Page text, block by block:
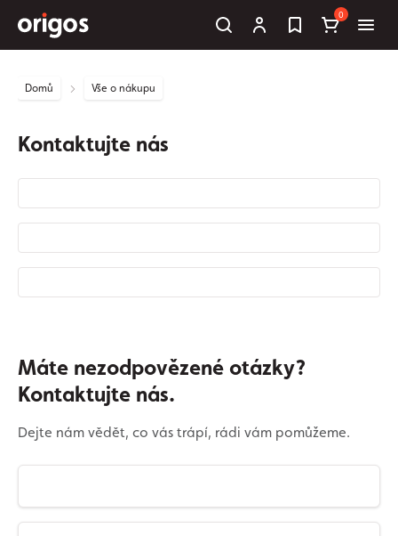
0
Domů Vše o nákupu
Kontaktujte nás
Máte nezodpovězené otázky?
Kontaktujte nás.
Dejte nám vědět, co vás trápí, rádi vám pomůžeme.